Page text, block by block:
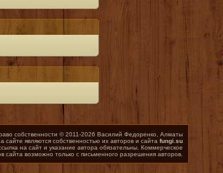
собственности © 2011-2026 Василий Федоренко, Алматы
сайте являются собственностью их авторов и сайта fungi.su
на сайт и указание автора обязательны. Коммерческое
сайта возможно только с письменного разрешения авторов.